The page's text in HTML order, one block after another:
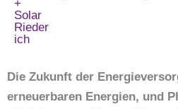
Die Zukunft der
erneuerbaren Energien, und